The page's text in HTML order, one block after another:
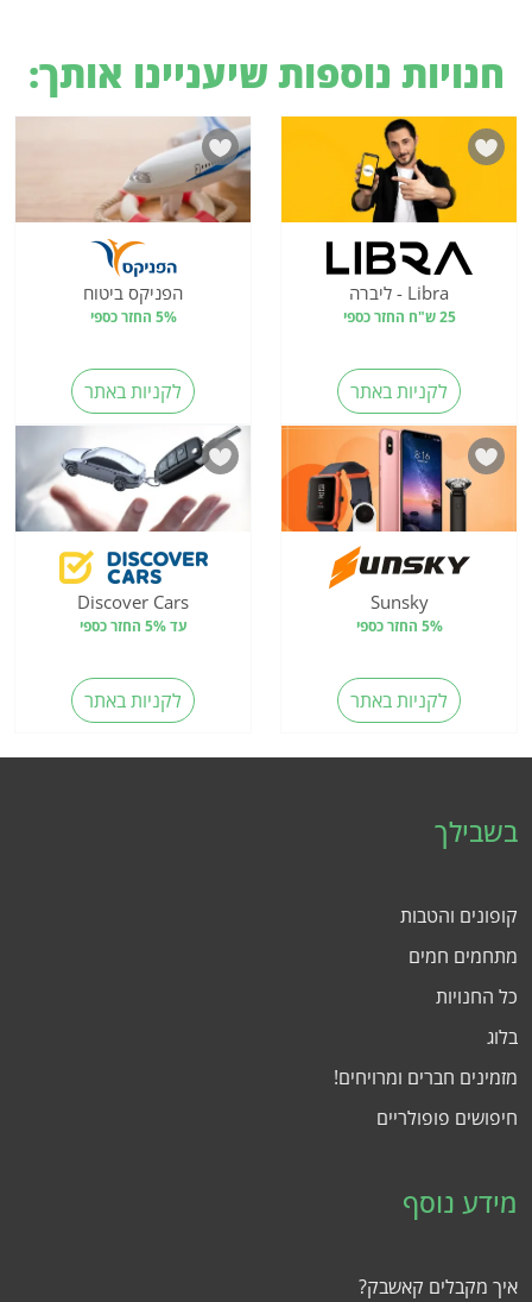
חנויות נוספות שיעניינו אותך:
Libra - ליברה
25 ש"ח החזר כספי
לקניות באתר
הפניקס ביטוח
5% החזר כספי
לקניות באתר
Sunsky
5% החזר כספי
לקניות באתר
Discover Cars
עד 5% החזר כספי
לקניות באתר
בשבילך
קופונים והטבות
מתחמים חמים
כל החנויות
בלוג
מזמינים חברים ומרויחים!
חיפושים פופולריים
מידע נוסף
איך מקבלים קאשבק?